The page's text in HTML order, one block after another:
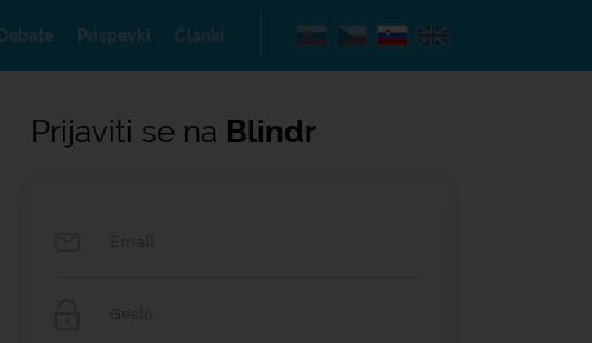
Debate Prispevki Članki
Prijaviti se na Blindr